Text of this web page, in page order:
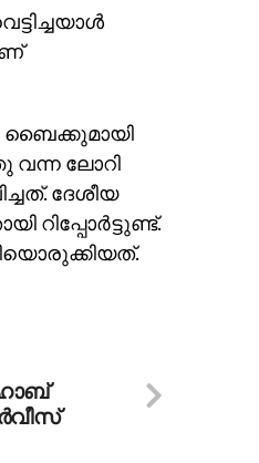
ബൈക്കുമായി
വന്ന ലോറി
ദേശീയ